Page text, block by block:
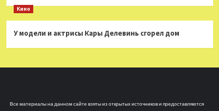
Кино
У модели и актрисы Кары Делевинь сгорел дом
Все материалы на данном сайте взяты из открытых источников и предоставляются